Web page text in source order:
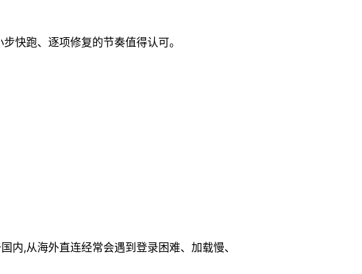
快跑、逐项修复的节奏值得认可。
内,从海外直连经常会遇到登录困难、加载慢、